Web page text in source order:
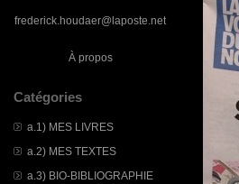
frederick.houdaer@laposte.net
À propos
Catégories
a.1) MES LIVRES
a.2) MES TEXTES
a.3) BIO-BIBLIOGRAPHIE